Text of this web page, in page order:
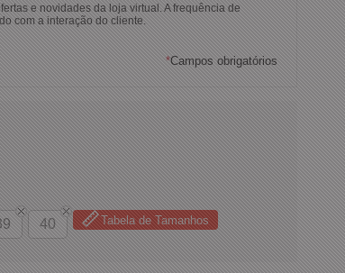
e novidades da loja virtual. A frequência de
com a interação do cliente.
*Campos obrigatórios
40 Tabela de Tamanhos